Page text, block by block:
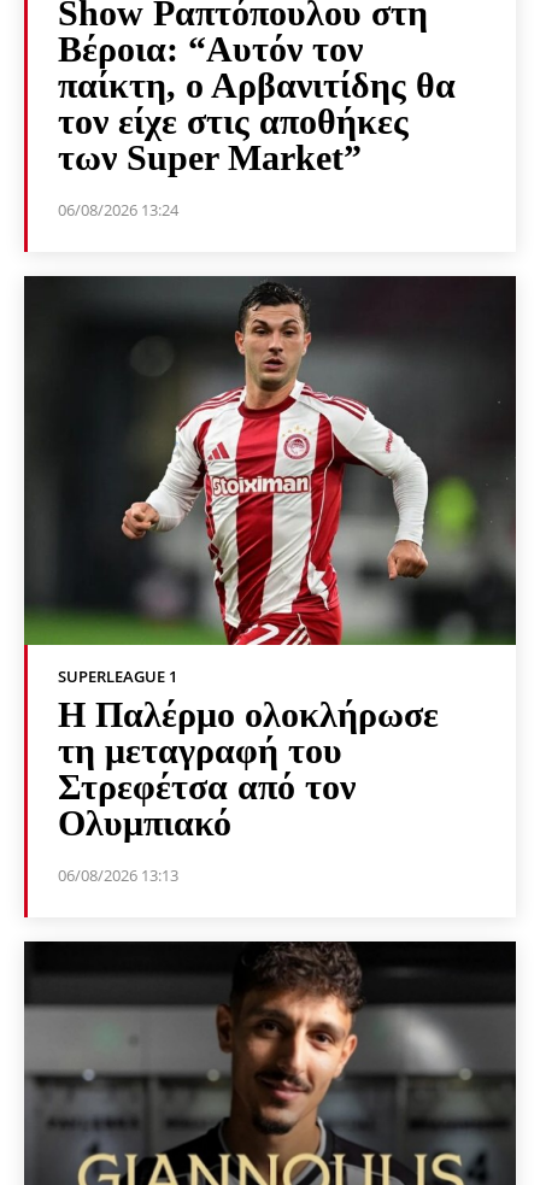
Show Ραπτόπουλου στη
Βέροια: “Αυτόν τον
παίκτη, ο Αρβανιτίδης θα
τον είχε στις αποθήκες
των Super Market”
06/08/2026 13:24
SUPERLEAGUE 1
Η Παλέρμο ολοκλήρωσε
τη μεταγραφή του
Στρεφέτσα από τον
Ολυμπιακό
06/08/2026 13:13